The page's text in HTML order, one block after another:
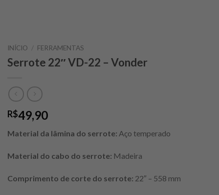
INÍCIO / FERRAMENTAS
Serrote 22″ VD-22 – Vonder
R$49,90
Material da lâmina do serrote: Aço temperado
Material do cabo do serrote: Madeira
Comprimento de corte do serrote: 22″ – 558 mm